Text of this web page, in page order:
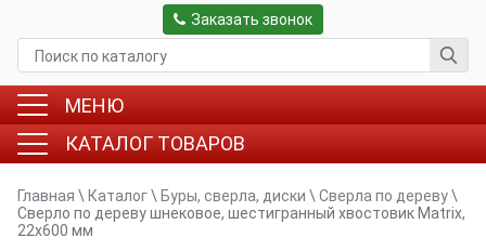
Заказать звонок
МЕНЮ
КАТАЛОГ ТОВАРОВ
Главная \ Каталог\ Буры, сверла, диски \ Сверла по дереву\
Сверло по дереву шнековое, шестигранный хвостовик Matrix,
22х600 мм